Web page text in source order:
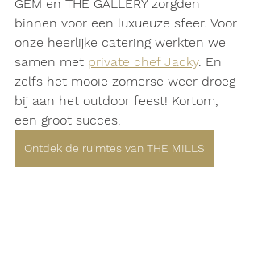
GEM en THE GALLERY zorgden
binnen voor een luxueuze sfeer. Voor
onze heerlijke catering werkten we
samen met private chef Jacky. En
zelfs het mooie zomerse weer droeg
bij aan het outdoor feest! Kortom,
een groot succes.
Ontdek de ruimtes van THE MILLS